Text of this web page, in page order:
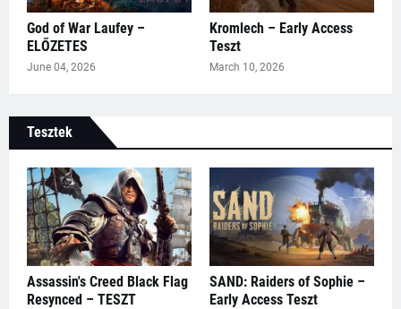
God of War Laufey –
ELŐZETES
June 04, 2026
Kromlech – Early Access
Teszt
March 10, 2026
Tesztek
Assassin's Creed Black Flag
Resynced – TESZT
SAND: Raiders of Sophie –
Early Access Teszt